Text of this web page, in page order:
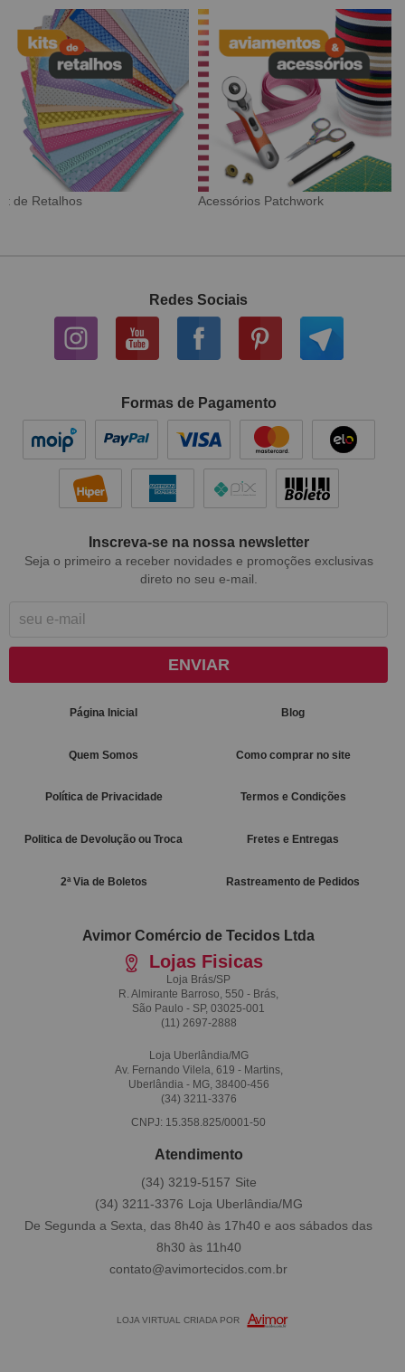
Tecido Digital Sarja Impermeável
Redes Sociais
Formas de Pagamento
Inscreva-se na nossa newsletter
Seja o primeiro a receber novidades e promoções exclusivas
direto no seu e-mail.
ENVIAR
Página Inicial Blog
Quem Somos Como comprar no site
Política de Privacidade Termos e Condições
Politica de Devolução ou Troca Fretes e Entregas
2ª Via de Boletos Rastreamento de Pedidos
Avimor Comércio de Tecidos Ltda
Lojas Fisicas
Loja Brás/SP
R. Almirante Barroso, 550 - Brás,
São Paulo - SP, 03025-001
(11) 2697-2888
Loja Uberlândia/MG
Av. Fernando Vilela, 619 - Martins,
Uberlândia - MG, 38400-456
(34) 3211-3376
CNPJ: 15.358.825/0001-50
Atendimento
(34) 3211-3376
(34) 3219-5157
De Segunda a Sexta, das 8h40 às 17h40 e aos sábados das
8h30 às 11h40
contato@avimortecidos.com.br
LOJA VIRTUAL CRIADA POR